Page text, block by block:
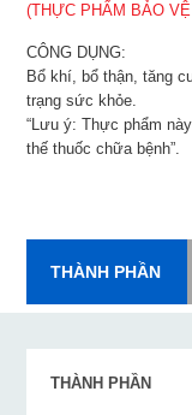
(THỰC PHẨM BẢO
CÔNG DỤNG:
Bổ khí, bổ thận, tăng
trạng sức khỏe.
“Lưu ý: Thực phẩm
thế thuốc chữa bệnh”.
THÀNH PHẦN
THÀNH PHẦN